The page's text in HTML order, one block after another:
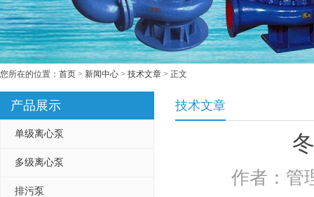
您所在的位置： 首页 > 新闻中心 > 技术文章 > 正文
产品展示
单级离心泵
多级离心泵
排污泵
技术文章
作者：